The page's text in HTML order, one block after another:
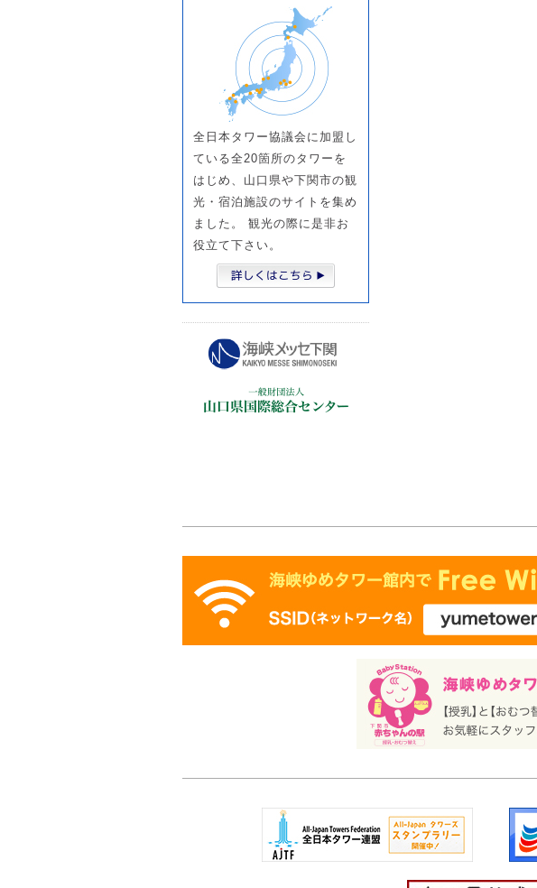
全日本タワー協議会に加盟し
ている全20箇所のタワーを
はじめ、山口県や下関市の観
光・宿泊施設のサイトを集め
ました。 観光の際に是非お
役立て下さい。